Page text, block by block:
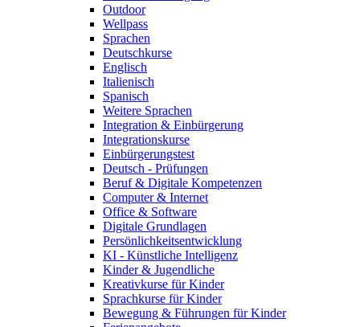
Outdoor
Wellpass
Sprachen
Deutschkurse
Englisch
Italienisch
Spanisch
Weitere Sprachen
Integration & Einbürgerung
Integrationskurse
Einbürgerungstest
Deutsch - Prüfungen
Beruf & Digitale Kompetenzen
Computer & Internet
Office & Software
Digitale Grundlagen
Persönlichkeitsentwicklung
KI - Künstliche Intelligenz
Kinder & Jugendliche
Kreativkurse für Kinder
Sprachkurse für Kinder
Bewegung & Führungen für Kinder